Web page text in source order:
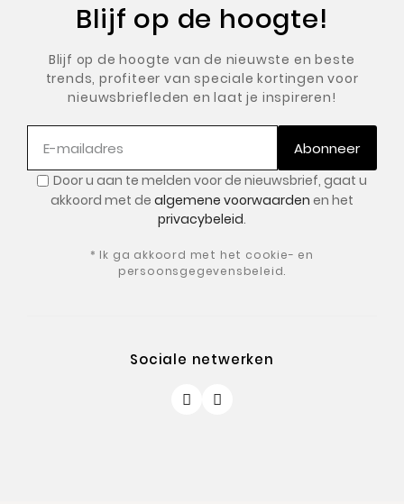
Blijf op de hoogte!
Blijf op de hoogte van de nieuwste en beste
trends, profiteer van speciale kortingen voor
nieuwsbriefleden en laat je inspireren!
Abonneer
Door u aan te melden voor de nieuwsbrief, gaat u
akkoord met de algemene voorwaarden en het
privacybeleid.
* Ik ga akkoord met het cookie- en
persoonsgegevensbeleid.
Sociale netwerken